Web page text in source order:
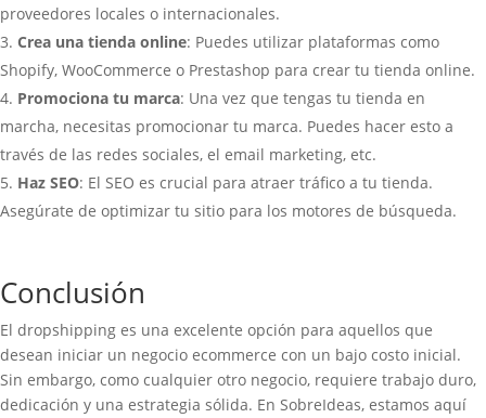
proveedores locales o internacionales.
Crea una tienda online: Puedes utilizar plataformas como
Shopify, WooCommerce o Prestashop para crear tu tienda online.
Promociona tu marca: Una vez que tengas tu tienda en
marcha, necesitas promocionar tu marca. Puedes hacer esto a
través de las redes sociales, el email marketing, etc.
Haz SEO: El SEO es crucial para atraer tráfico a tu tienda.
Asegúrate de optimizar tu sitio para los motores de búsqueda.
Conclusión
El dropshipping es una excelente opción para aquellos que
desean iniciar un negocio ecommerce con un bajo costo inicial.
Sin embargo, como cualquier otro negocio, requiere trabajo duro,
dedicación y una estrategia sólida. En SobreIdeas, estamos aquí